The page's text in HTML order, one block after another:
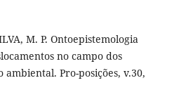
M. P. Ontoepistemologia
no campo dos
Pro-posições, v.30,